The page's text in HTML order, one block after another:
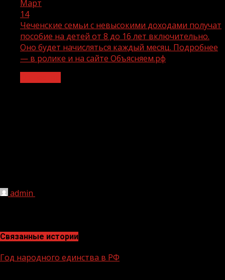
Март
14
Чеченские семьи с невысокими доходами получат
пособие на детей от 8 до 16 лет включительно.
Оно будет начисляться каждый месяц. Подробнее
— в ролике и на сайте Объясняем.рф
admin
Связанные истории
Год народного единства в РФ